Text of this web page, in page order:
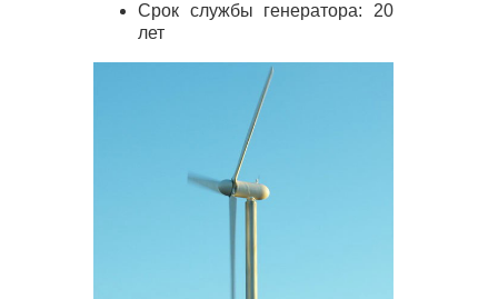
Срок службы генератора: 20
лет